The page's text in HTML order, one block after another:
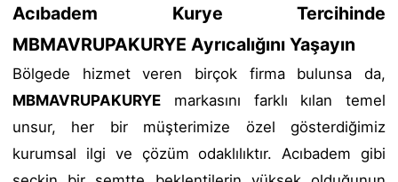
Acıbadem Kurye Tercihinde
MBMAVRUPAKURYE Ayrıcalığını Yaşayın
Bölgede hizmet veren birçok firma bulunsa da,
MBMAVRUPAKURYE markasını farklı kılan temel
unsur, her bir müşterimize özel gösterdiğimiz
kurumsal ilgi ve çözüm odaklılıktır. Acıbadem gibi